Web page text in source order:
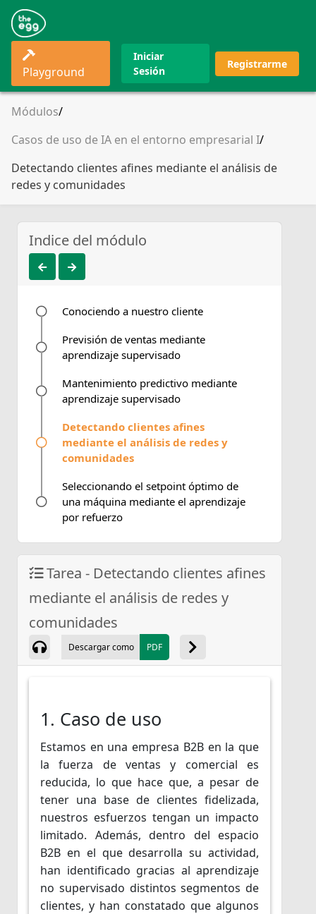
Playground
Iniciar
Sesión
Registrarme
Módulos
Casos de uso de IA en el entorno empresarial I
Detectando clientes afines mediante el análisis de
redes y comunidades
Indice del módulo
Conociendo a nuestro cliente
Previsión de ventas mediante
aprendizaje supervisado
Mantenimiento predictivo mediante
aprendizaje supervisado
Detectando clientes afines
mediante el análisis de redes y
comunidades
Seleccionando el setpoint óptimo de
una máquina mediante el aprendizaje
por refuerzo
Tarea - Detectando clientes afines
mediante el análisis de redes y
comunidades
Descargar como PDF
1. Caso de uso
Estamos en una empresa B2B en la que
la fuerza de ventas y comercial es
reducida, lo que hace que, a pesar de
tener una base de clientes fidelizada,
nuestros esfuerzos tengan un impacto
limitado. Además, dentro del espacio
B2B en el que desarrolla su actividad,
han identificado gracias al aprendizaje
no supervisado distintos segmentos de
clientes, y han constatado que algunos